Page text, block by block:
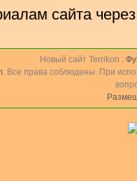
сайта
Новый сайт Terrikon :
. Все права соблюдены. При